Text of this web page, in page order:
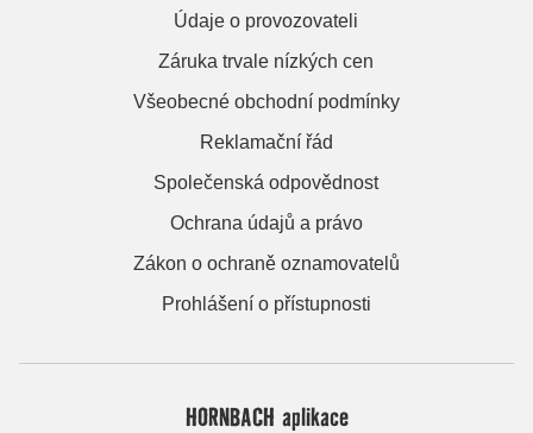
Údaje o provozovateli
Záruka trvale nízkých cen
Všeobecné obchodní podmínky
Reklamační řád
Společenská odpovědnost
Ochrana údajů a právo
Zákon o ochraně oznamovatelů
Prohlášení o přístupnosti
HORNBACH aplikace